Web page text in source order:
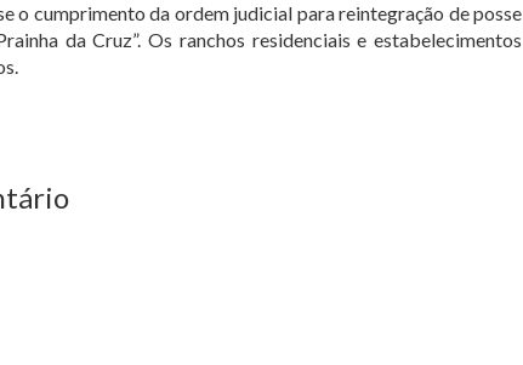
o cumprimento da ordem judicial para reintegração de posse
da Cruz”. Os ranchos residenciais e estabelecimentos